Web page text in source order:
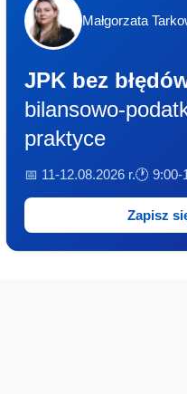
Małgorzata
JPK bez
bilansowo-
praktyce
📅 11-12.08.2026 r.🕐 9:00-
Zapisz